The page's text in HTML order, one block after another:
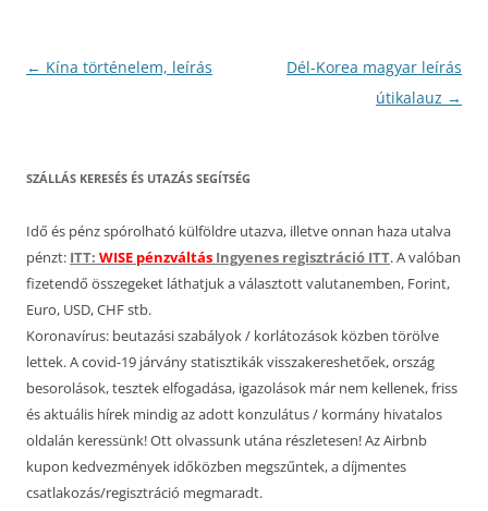
Bejegyzés
← Kína történelem, leírás
Dél-Korea magyar leírás
útikalauz →
SZÁLLÁS KERESÉS ÉS UTAZÁS SEGÍTSÉG
Idő és pénz spórolható külföldre utazva, illetve onnan haza utalva
pénzt: ITT: WISE pénzváltás Ingyenes regisztráció ITT. A valóban
fizetendő összegeket láthatjuk a választott valutanemben, Forint,
Euro, USD, CHF stb.
Koronavírus: beutazási szabályok / korlátozások közben törölve
lettek. A covid-19 járvány statisztikák visszakereshetőek, ország
besorolások, tesztek elfogadása, igazolások már nem kellenek, friss
és aktuális hírek mindig az adott konzulátus / kormány hivatalos
oldalán keressünk! Ott olvassunk utána részletesen! Az Airbnb
kupon kedvezmények időközben megszűntek, a díjmentes
csatlakozás/regisztráció megmaradt.